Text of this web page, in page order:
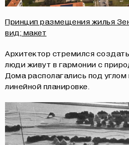
Принцип размещения жилья
вид; макет
Архитектор стремился
люди живут в гармонии с
Дома располагались под углом
линейной планировке.